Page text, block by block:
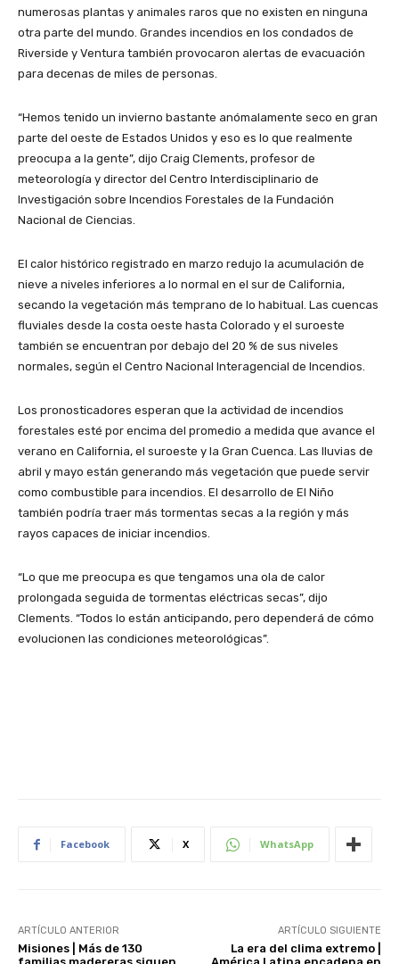
numerosas plantas y animales raros que no existen en ninguna
otra parte del mundo. Grandes incendios en los condados de
Riverside y Ventura también provocaron alertas de evacuación
para decenas de miles de personas.
“Hemos tenido un invierno bastante anómalamente seco en gran
parte del oeste de Estados Unidos y eso es lo que realmente
preocupa a la gente”, dijo Craig Clements, profesor de
meteorología y director del Centro Interdisciplinario de
Investigación sobre Incendios Forestales de la Fundación
Nacional de Ciencias.
El calor histórico registrado en marzo redujo la acumulación de
nieve a niveles inferiores a lo normal en el sur de California,
secando la vegetación más temprano de lo habitual. Las cuencas
fluviales desde la costa oeste hasta Colorado y el suroeste
también se encuentran por debajo del 20 % de sus niveles
normales, según el Centro Nacional Interagencial de Incendios.
Los pronosticadores esperan que la actividad de incendios
forestales esté por encima del promedio a medida que avance el
verano en California, el suroeste y la Gran Cuenca. Las lluvias de
abril y mayo están generando más vegetación que puede servir
como combustible para incendios. El desarrollo de El Niño
también podría traer más tormentas secas a la región y más
rayos capaces de iniciar incendios.
“Lo que me preocupa es que tengamos una ola de calor
prolongada seguida de tormentas eléctricas secas”, dijo
Clements. “Todos lo están anticipando, pero dependerá de cómo
evolucionen las condiciones meteorológicas”.
Facebook X WhatsApp
ARTÍCULO ANTERIOR
Misiones | Más de 130
ARTÍCULO SIGUIENTE
La era del clima extremo |